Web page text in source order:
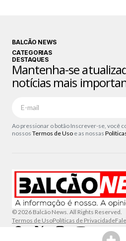
BALCÃO NEWS
CATEGORIAS
DESTAQUES
Mantenha-se
notícias mais
Ao pressionar o botão Inscrever-se, você
nossos Termos de Uso e as nossas
© 2026 Balcão News. All Rights Reserved.
Termos de UsoPolíticas de Privacidade